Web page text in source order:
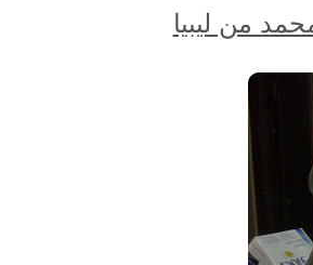
من ليبيا